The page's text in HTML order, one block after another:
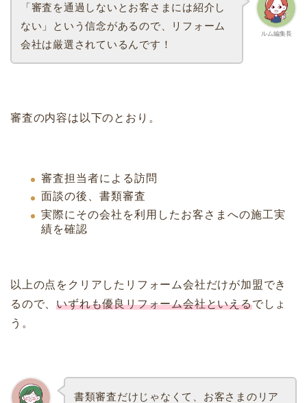
ルム編集長
「審査を通過しないとお客さまには紹介し
ない」という信念があるので、リフォーム
会社は厳選されているんです！
審査の内容は以下のとおり。
審査担当者による訪問
面談の後、書類審査
実際にその会社を利用したお客さまへの施工実
績を確認
以上の点をクリアしたリフォーム会社だけが加盟でき
るので、いずれも優良リフォーム会社といえるでしょ
う。
書類審査だけじゃなくて、お客さまのリア